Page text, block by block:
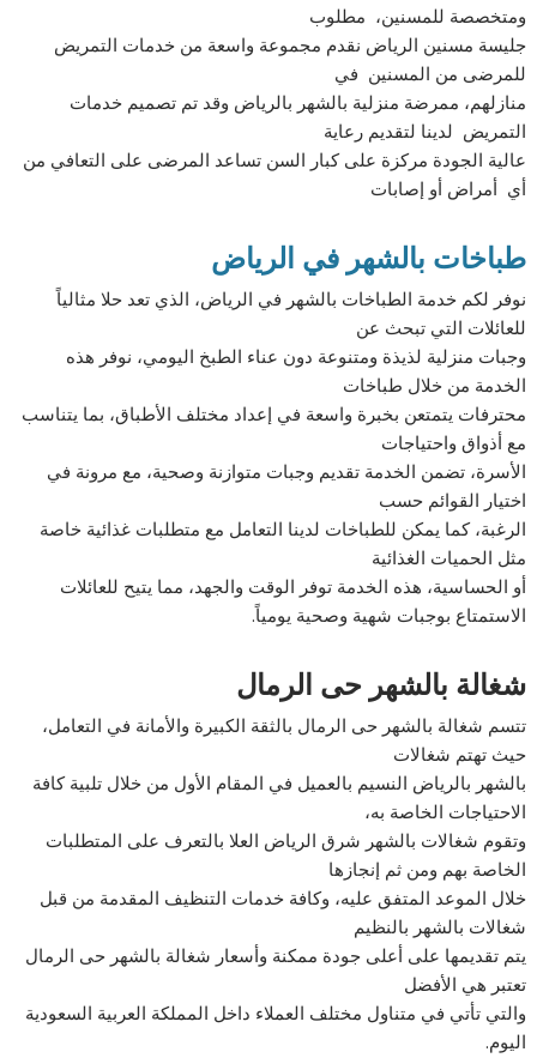
ومتخصصة للمسنين، مطلوب
جليسة مسنين الرياض نقدم مجموعة واسعة من خدمات التمريض
للمرضى من المسنين في
منازلهم، ممرضة منزلية بالشهر بالرياض وقد تم تصميم خدمات
التمريض لدينا لتقديم رعاية
عالية الجودة مركزة على كبار السن تساعد المرضى على التعافي من
أي أمراض أو إصابات
طباخات بالشهر في الرياض
نوفر لكم خدمة الطباخات بالشهر في الرياض، الذي تعد حلا مثالياً
للعائلات التي تبحث عن
وجبات منزلية لذيذة ومتنوعة دون عناء الطبخ اليومي، نوفر هذه
الخدمة من خلال طباخات
محترفات يتمتعن بخبرة واسعة في إعداد مختلف الأطباق، بما يتناسب
مع أذواق واحتياجات
الأسرة، تضمن الخدمة تقديم وجبات متوازنة وصحية، مع مرونة في
اختيار القوائم حسب
الرغبة، كما يمكن للطباخات لدينا التعامل مع متطلبات غذائية خاصة
مثل الحميات الغذائية
أو الحساسية، هذه الخدمة توفر الوقت والجهد، مما يتيح للعائلات
الاستمتاع بوجبات شهية وصحية يومياً.
شغالة بالشهر حى الرمال
تتسم شغالة بالشهر حى الرمال بالثقة الكبيرة والأمانة في التعامل،
حيث تهتم شغالات
بالشهر بالرياض النسيم بالعميل في المقام الأول من خلال تلبية كافة
الاحتياجات الخاصة به،
وتقوم شغالات بالشهر شرق الرياض العلا بالتعرف على المتطلبات
الخاصة بهم ومن ثم إنجازها
خلال الموعد المتفق عليه، وكافة خدمات التنظيف المقدمة من قبل
شغالات بالشهر بالنظيم
يتم تقديمها على أعلى جودة ممكنة وأسعار شغالة بالشهر حى الرمال
تعتبر هي الأفضل
والتي تأتي في متناول مختلف العملاء داخل المملكة العربية السعودية
اليوم.